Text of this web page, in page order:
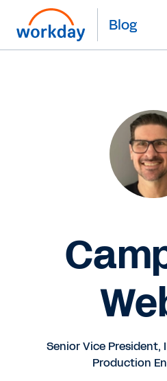
Blog
Senior Vice
Production